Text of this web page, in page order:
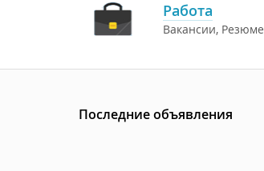
Работа
Вакансии, Резюме
Последние объявления